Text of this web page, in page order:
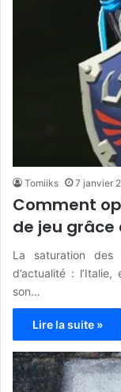
Tomiiks 7 janvier
Comment
de jeu grâce
La saturation des
d’actualité :
son…
Lire la suite »